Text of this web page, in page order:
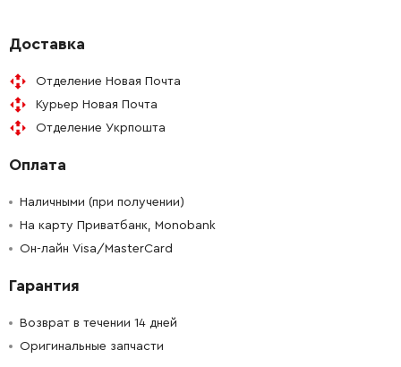
1619P01249 26.88 Грн
1619P01249 26.88 Грн
1619P01253
1619P01253 25.20 Грн
25.20 Грн
Доставка
Отделение Новая Почта
Курьер Новая Почта
Отделение Укрпошта
Оплата
Наличными (при получении)
На карту Приватбанк, Monobank
Он-лайн Visa/MasterCard
Гарантия
Возврат в течении 14 дней
Оригинальные запчасти